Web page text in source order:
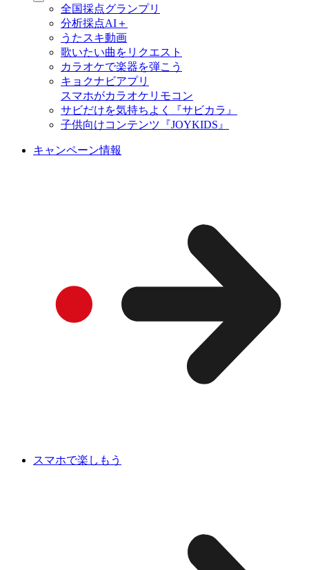
全国採点グランプリ
分析採点AI＋
うたスキ動画
歌いたい曲をリクエスト
カラオケで楽器を弾こう
キョクナビアプリ
スマホがカラオケリモコン
サビだけを気持ちよく『サビカラ』
子供向けコンテンツ『JOYKIDS』
キャンペーン情報
スマホで楽しもう